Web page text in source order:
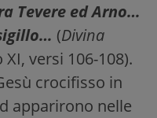
Tevere ed Arno…
(Divina
XI, versi 106-108).
crocifisso in
apparirono nelle